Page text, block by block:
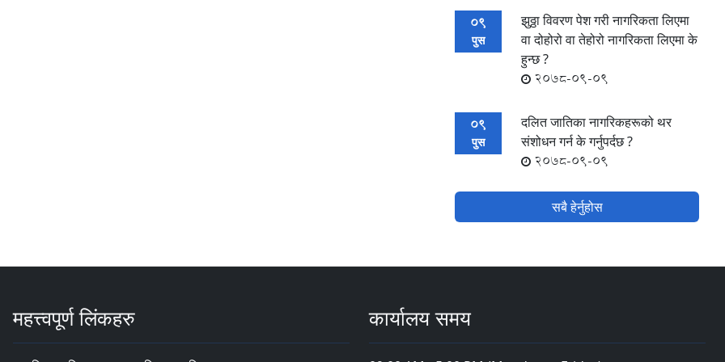
09
पुस
झुठ्ठा विवरण पेश गरी नागरिकता लिएमा
वा दोहोरो वा तेहोरो नागरिकता लिएमा के
हुन्छ ?
2078-09-09
09
पुस
दलित जातिका नागरिकहरूको थर
संशोधन गर्न के गर्नुपर्दछ ?
2078-09-09
सबै हेर्नुहोस
महत्त्वपूर्ण लिंकहरु कार्यालय समय